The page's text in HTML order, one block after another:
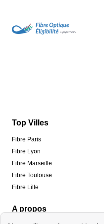
Top Villes
Fibre Paris
Fibre Lyon
Fibre Marseille
Fibre Toulouse
Fibre Lille
A propos